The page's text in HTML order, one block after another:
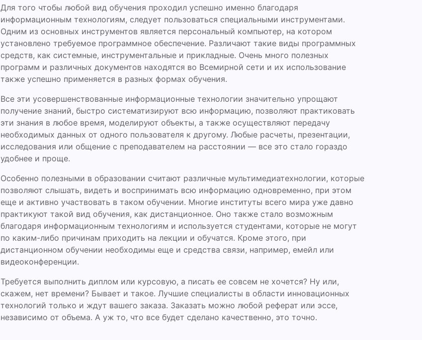
Для того чтобы любой вид обучения проходил успешно именно благодаря
информационным технологиям, следует пользоваться специальными инструментами.
Одним из основных инструментов является персональный компьютер, на котором
установлено требуемое программное обеспечение. Различают такие виды программных
средств, как системные, инструментальные и прикладные. Очень много полезных
программ и различных документов находятся во Всемирной сети и их использование
также успешно применяется в разных формах обучения.
Все эти усовершенствованные информационные технологии значительно упрощают
получение знаний, быстро систематизируют всю информацию, позволяют практиковать
эти знания в любое время, моделируют объекты, а также осуществляют передачу
необходимых данных от одного пользователя к другому. Любые расчеты, презентации,
исследования или общение с преподавателем на расстоянии — все это стало гораздо
удобнее и проще.
Особенно полезными в образовании считают различные мультимедиатехнологии, которые
позволяют слышать, видеть и воспринимать всю информацию одновременно, при этом
еще и активно участвовать в таком обучении. Многие институты всего мира уже давно
практикуют такой вид обучения, как дистанционное. Оно также стало возможным
благодаря информационным технологиям и используется студентами, которые не могут
по каким-либо причинам приходить на лекции и обучатся. Кроме этого, при
дистанционном обучении необходимы еще и средства связи, например, емейл или
видеоконференции.
Требуется выполнить диплом или курсовую, а писать ее совсем не хочется? Ну или,
скажем, нет времени? Бывает и такое. Лучшие специалисты в области инновационных
технологий только и ждут вашего заказа. Заказать можно любой реферат или эссе,
независимо от объема. А уж то, что все будет сделано качественно, это точно.